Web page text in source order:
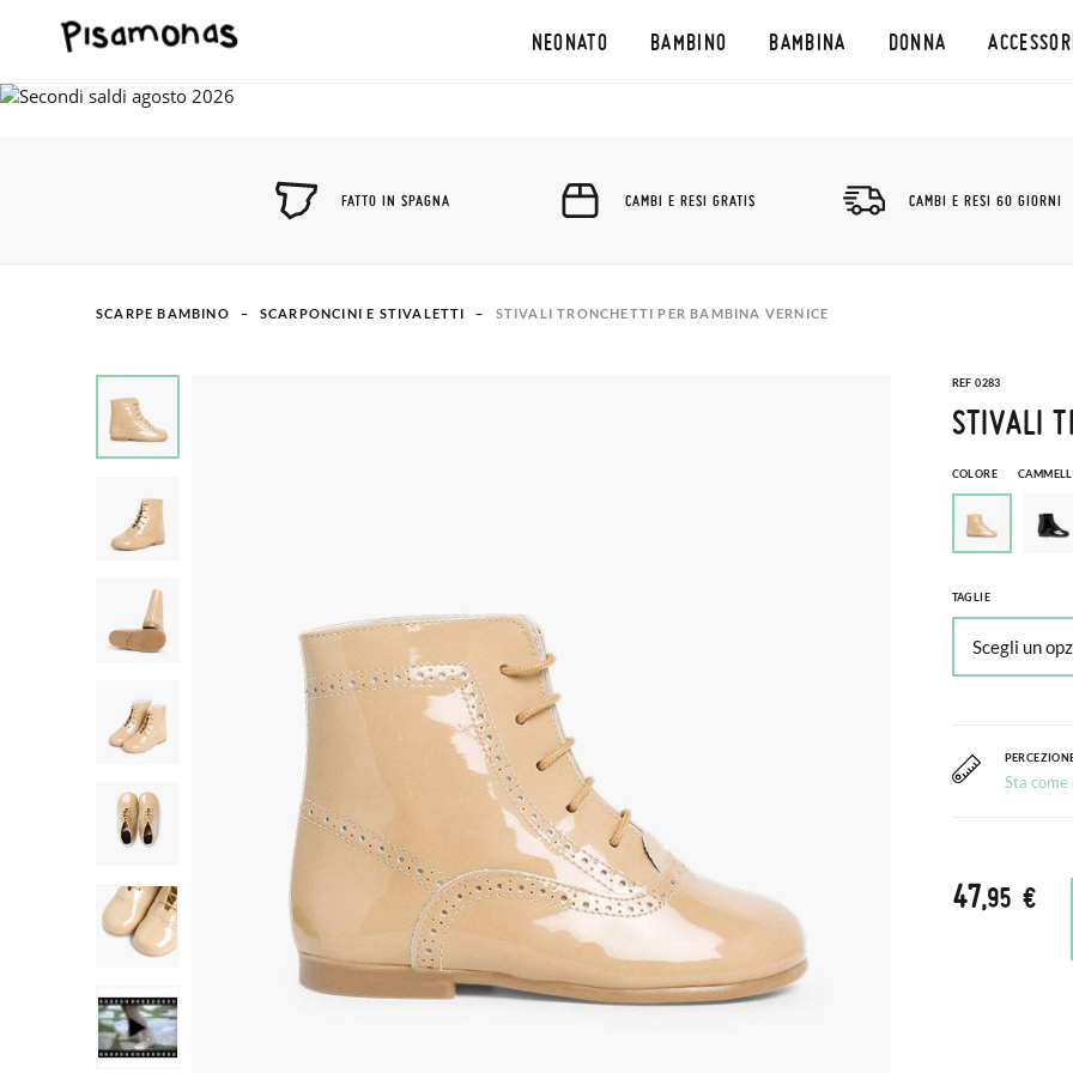
NEONATO BAMBINO BAMBINA DONNA
FATTO IN SPAGNA CAMBI E RESI GRATIS CAMBI E RESI 60 GIORNI
SCARPE BAMBINO SCARPONCINI E STIVALETTI STIVALI TRONCHETTI PER BAMBINA VERNICE
REF 0283
STIVALI
COLORE
TAGLIE
Sta come
47,95 €